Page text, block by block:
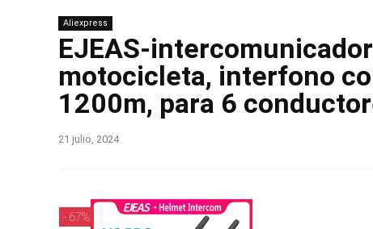
Aliexpress
EJEAS-
motocicleta, interfono
1200m, para 6
21 julio, 2024
- 67%